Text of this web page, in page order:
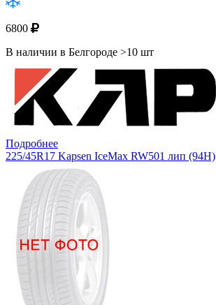
6800
В наличии в Белгороде >10 шт
Подробнее
225/45R17 Kapsen IceMax RW501 лип (94H)